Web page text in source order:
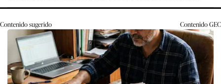
Contenido sugerido ContenidoGEC